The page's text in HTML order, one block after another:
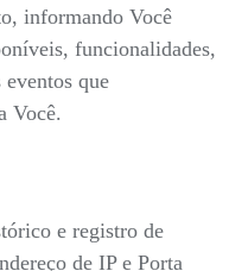
informando Você
funcionalidades,
que
Você.
e registro de
de IP e Porta